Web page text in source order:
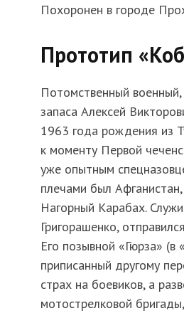
Похоронен в городе
Прототип
Потомственный
запаса Алексей
1963 года рождения из
к моменту Первой
уже опытным
плечами был
Нагорный Карабах.
Григорашенко,
Его позывной «Гюрза» (в
приписанный другому
страх на боевиков, а
мотострелковой